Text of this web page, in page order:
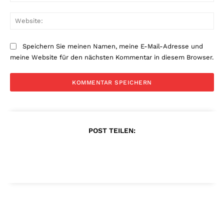
Speichern Sie meinen Namen, meine E-Mail-Adresse und
meine Website für den nächsten Kommentar in diesem Browser.
POST TEILEN: